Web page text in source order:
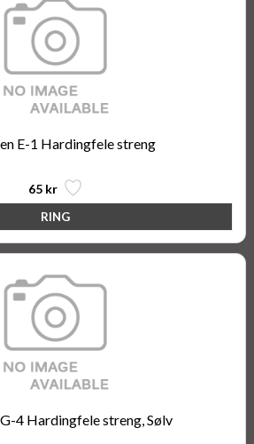
E-1 Hardingfele streng
65 kr
4 Hardingfele streng, Sølv